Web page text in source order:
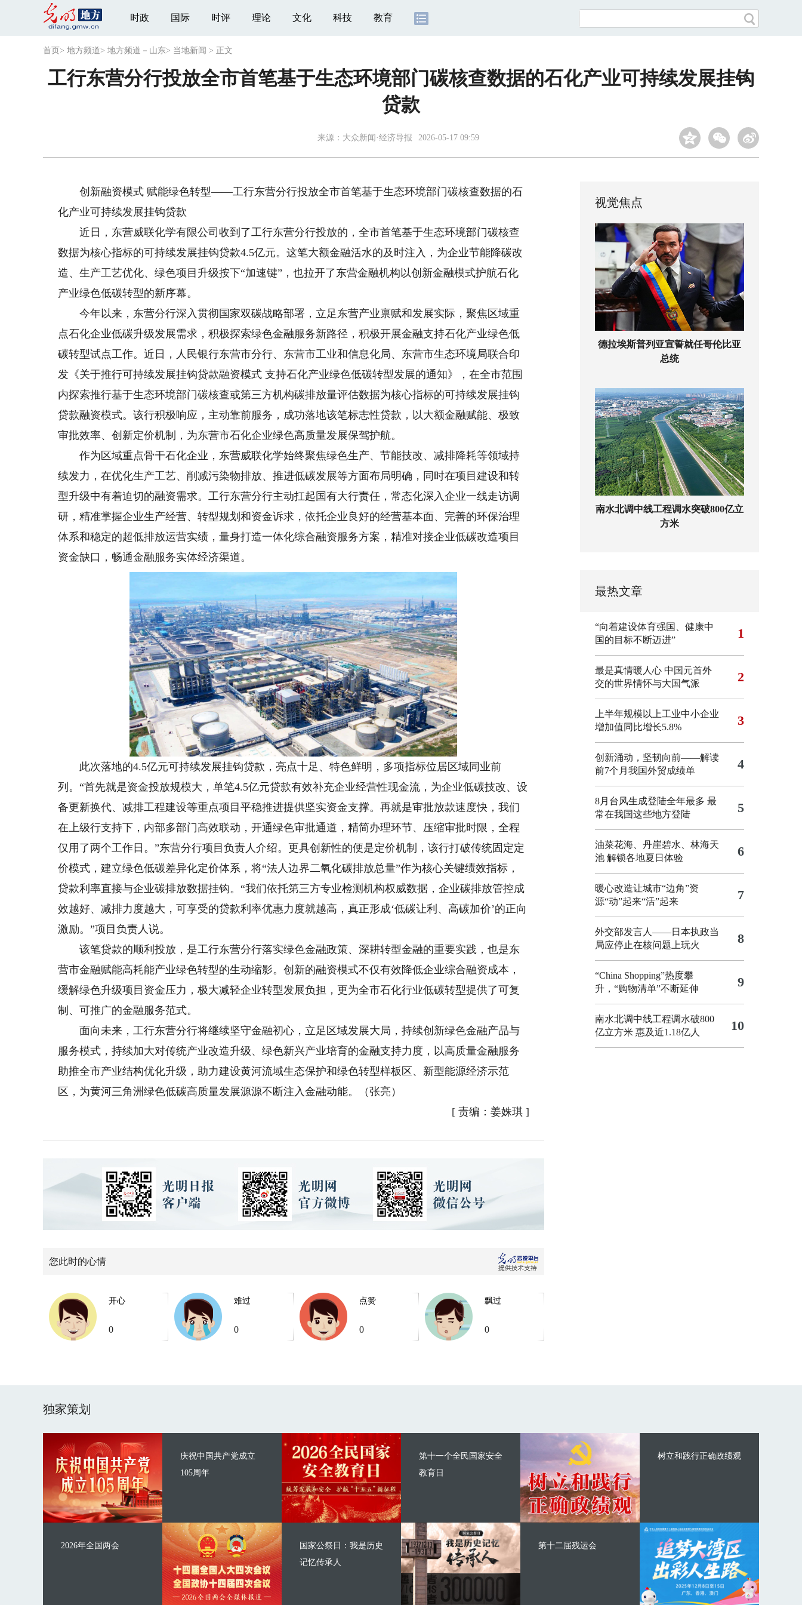
时政 国际 时评 理论 文化 科技 教育
首页 > 地方频道> 地方频道－山东> 当地新闻 > 正文
工行东营分行投放全市首笔基于生态环境部门碳核查数据的石化产业可持续发展挂钩
贷款
来源： 大众新闻·经济导报 2026-05-17 09:59
创新融资模式 赋能绿色转型——工行东营分行投放全市首笔基于生态环境部门碳核查数据的石
化产业可持续发展挂钩贷款
近日，东营威联化学有限公司收到了工行东营分行投放的，全市首笔基于生态环境部门碳核查
数据为核心指标的可持续发展挂钩贷款4.5亿元。这笔大额金融活水的及时注入，为企业节能降碳改
造、生产工艺优化、绿色项目升级按下“加速键”，也拉开了东营金融机构以创新金融模式护航石化
产业绿色低碳转型的新序幕。
今年以来，东营分行深入贯彻国家双碳战略部署，立足东营产业禀赋和发展实际，聚焦区域重
点石化企业低碳升级发展需求，积极探索绿色金融服务新路径，积极开展金融支持石化产业绿色低
碳转型试点工作。近日，人民银行东营市分行、东营市工业和信息化局、东营市生态环境局联合印
发《关于推行可持续发展挂钩贷款融资模式 支持石化产业绿色低碳转型发展的通知》，在全市范围
内探索推行基于生态环境部门碳核查或第三方机构碳排放量评估数据为核心指标的可持续发展挂钩
贷款融资模式。该行积极响应，主动靠前服务，成功落地该笔标志性贷款，以大额金融赋能、极致
审批效率、创新定价机制，为东营市石化企业绿色高质量发展保驾护航。
作为区域重点骨干石化企业，东营威联化学始终聚焦绿色生产、节能技改、减排降耗等领域持
续发力，在优化生产工艺、削减污染物排放、推进低碳发展等方面布局明确，同时在项目建设和转
型升级中有着迫切的融资需求。工行东营分行主动扛起国有大行责任，常态化深入企业一线走访调
研，精准掌握企业生产经营、转型规划和资金诉求，依托企业良好的经营基本面、完善的环保治理
体系和稳定的超低排放运营实绩，量身打造一体化综合融资服务方案，精准对接企业低碳改造项目
资金缺口，畅通金融服务实体经济渠道。
此次落地的4.5亿元可持续发展挂钩贷款，亮点十足、特色鲜明，多项指标位居区域同业前
列。“首先就是资金投放规模大，单笔4.5亿元贷款有效补充企业经营性现金流，为企业低碳技改、设
备更新换代、减排工程建设等重点项目平稳推进提供坚实资金支撑。再就是审批放款速度快，我们
在上级行支持下，内部多部门高效联动，开通绿色审批通道，精简办理环节、压缩审批时限，全程
仅用了两个工作日。”东营分行项目负责人介绍。更具创新性的便是定价机制，该行打破传统固定定
价模式，建立绿色低碳差异化定价体系，将“法人边界二氧化碳排放总量”作为核心关键绩效指标，
贷款利率直接与企业碳排放数据挂钩。“我们依托第三方专业检测机构权威数据，企业碳排放管控成
效越好、减排力度越大，可享受的贷款利率优惠力度就越高，真正形成‘低碳让利、高碳加价’的正向
激励。”项目负责人说。
该笔贷款的顺利投放，是工行东营分行落实绿色金融政策、深耕转型金融的重要实践，也是东
营市金融赋能高耗能产业绿色转型的生动缩影。创新的融资模式不仅有效降低企业综合融资成本，
缓解绿色升级项目资金压力，极大减轻企业转型发展负担，更为全市石化行业低碳转型提供了可复
制、可推广的金融服务范式。
面向未来，工行东营分行将继续坚守金融初心，立足区域发展大局，持续创新绿色金融产品与
服务模式，持续加大对传统产业改造升级、绿色新兴产业培育的金融支持力度，以高质量金融服务
助推全市产业结构优化升级，助力建设黄河流域生态保护和绿色转型样板区、新型能源经济示范
区，为黄河三角洲绿色低碳高质量发展源源不断注入金融动能。（张亮）
[ 责编：姜姝琪 ]
您此时的心情
开心
0
难过
0
点赞
0
飘过
0
视觉焦点
德拉埃斯普列亚宣誓就任哥伦比亚
总统
南水北调中线工程调水突破800亿立
方米
最热文章
“向着建设体育强国、健康中
国的目标不断迈进”
1
最是真情暖人心 中国元首外
交的世界情怀与大国气派
2
上半年规模以上工业中小企业
增加值同比增长5.8%
3
创新涌动，坚韧向前——解读
前7个月我国外贸成绩单
4
8月台风生成登陆全年最多 最
常在我国这些地方登陆
5
油菜花海、丹崖碧水、林海天
池 解锁各地夏日体验
6
暖心改造让城市“边角”资
源“动”起来“活”起来
7
外交部发言人——日本执政当
局应停止在核问题上玩火
8
“China Shopping”热度攀
升，“购物清单”不断延伸
9
南水北调中线工程调水破800
亿立方米 惠及近1.18亿人
10
独家策划
庆祝中国共产党成立
105周年
2026年全国两会
第十一个全民国家安全
教育日
国家公祭日：我是历史
记忆传承人
树立和践行正确政绩观
第十二届残运会